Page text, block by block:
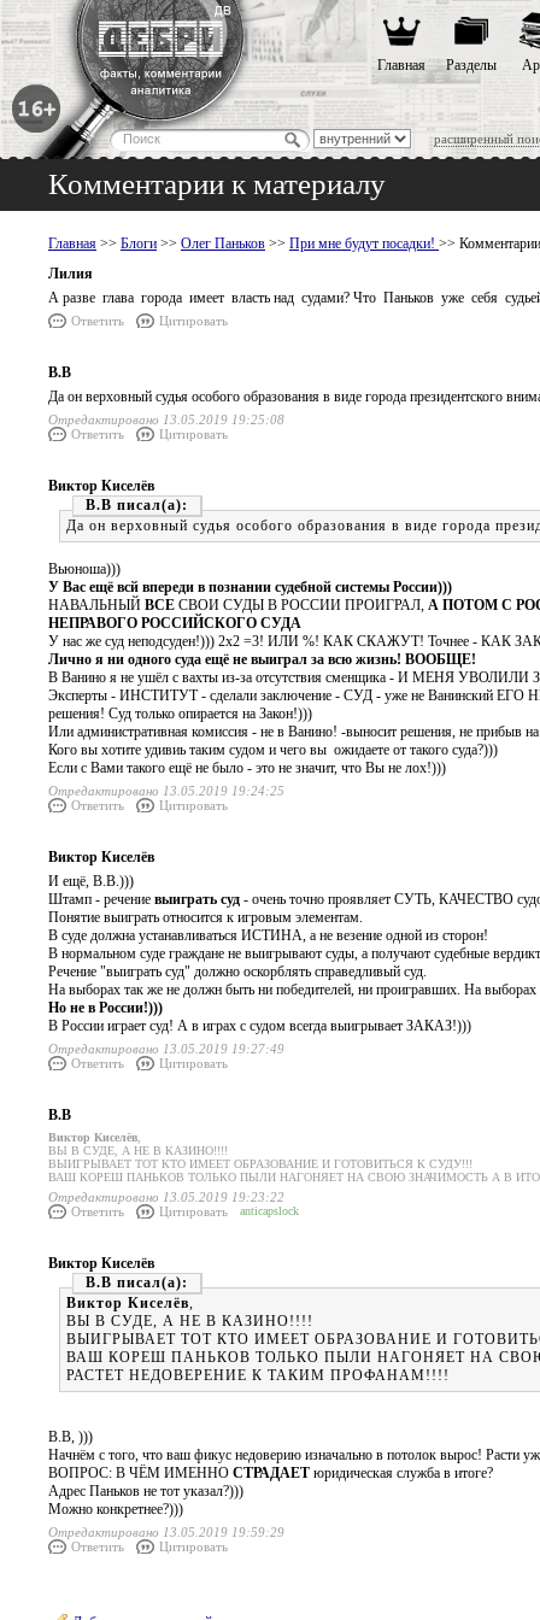
расширенный
Главная Разделы
Комментарии к материалу
Главная >> Блоги >> Олег Паньков >> При мне будут посадки! >>
Лилия
А разве глава города имеет власть над судами? Что Паньков уже себя
Ответить Цитировать
В.В
Да он верховный судья особого образования в виде города президентского
Отредактировано 13.05.2019 19:25:08
Ответить
Цитировать
Виктор Киселёв
В.В
Да он верховный судья особого образования в виде города
Вьюноша)))
У Вас ещё всй впереди в познании судебной системы России)))
НАВАЛЬНЫЙ ВСЕ СВОИ СУДЫ В РОССИИ ПРОИГРАЛ, А ПОТОМ С
НЕПРАВОГО РОССИЙСКОГО СУДА
У нас же суд неподсуден!))) 2х2 =3! ИЛИ %! КАК СКАЖУТ! Точнее - КАК
Лично я ни одного суда ещё не выиграл за всю жизнь! ВООБЩЕ!
В Ванино я не ушёл с вахты из-за отсутствия сменщика - И МЕНЯ
Эксперты - ИНСТИТУТ - сделали заключение - СУД - уже не Ванинский ЕГО
решения! Суд только опирается на Закон!)))
Или административная комиссия - не в Ванино! -выносит решения, не прибыв
Кого вы хотите удивиь таким судом и чего вы ожидаете от такого суда?)))
Если с Вами такого ещё не было - это не значит, что Вы не лох!)))
Отредактировано 13.05.2019 19:24:25
Ответить
Цитировать
Виктор Киселёв
И ещё, В.В.)))
Штамп - речение выиграть суд - очень точно проявляет СУТЬ, КАЧЕСТВО
Понятие выиграть относится к игровым элементам.
В суде должна устанавливаться ИСТИНА, а не везение одной из сторон!
В нормальном суде граждане не выигрывают суды, а получают судебные
Речение "выиграть суд" должно оскорблять справедливый суд.
На выборах так же не должн быть ни победителей, ни проигравших. На
Но не в России!)))
В России играет суд! А в играх с судом всегда выигрывает ЗАКАЗ!)))
Отредактировано 13.05.2019 19:27:49
Ответить
Цитировать
В.В
Виктор Киселёв
ВЫ В СУДЕ, А НЕ В КАЗИНО!!!!
ВЫИГРЫВАЕТ ТОТ КТО ИМЕЕТ ОБРАЗОВАНИЕ И ГОТОВИТЬСЯ К СУДУ!!!
ВАШ КОРЕШ ПАНЬКОВ ТОЛЬКО ПЫЛИ НАГОНЯЕТ НА СВОЮ ЗНАЧИМОСТЬ А В
Отредактировано 13.05.2019 19:23:22
Ответить
Цитировать anticapslock
Виктор Киселёв
В.В
Виктор Киселёв,
ВЫ В СУДЕ, А НЕ В КАЗИНО!!!!
ВЫИГРЫВАЕТ ТОТ КТО ИМЕЕТ ОБРАЗОВАНИЕ И
ВАШ КОРЕШ ПАНЬКОВ ТОЛЬКО ПЫЛИ НАГОНЯЕТ НА
РАСТЕТ НЕДОВЕРЕНИЕ К ТАКИМ ПРОФАНАМ!!!!
В.В, )))
Начнём с того, что ваш фикус недоверию изначально в потолок вырос! Расти
ВОПРОС: В ЧЁМ ИМЕННО СТРАДАЕТ юридическая служба в итоге?
Адрес Паньков не тот указал?)))
Можно конкретнее?)))
Отредактировано 13.05.2019 19:59:29
Ответить
Цитировать